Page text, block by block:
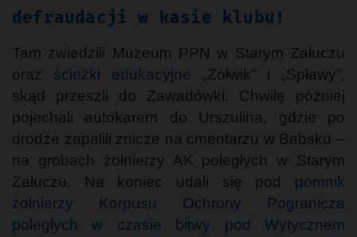
defraudacji w kasie klubu!
Tam zwiedzili Muzeum PPN w Starym Załuczu
oraz ścieżki edukacyjne „Żółwik” i „Spławy”,
skąd przeszli do Zawadówki. Chwilę później
pojechali autokarem do Urszulina, gdzie po
drodze zapalili znicze na cmentarzu w Babsku –
na grobach żołnierzy AK poległych w Starym
Załuczu. Na koniec udali się pod pomnik
żołnierzy Korpusu Ochrony Pogranicza
poległych w czasie bitwy pod Wytycznem